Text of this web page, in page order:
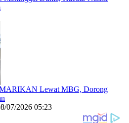
Lewat MBG, Dorong
07/2026 05:23